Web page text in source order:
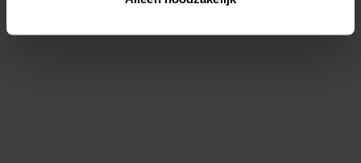
Via "Cookie instellingen" kun je ook zelf instellen welke